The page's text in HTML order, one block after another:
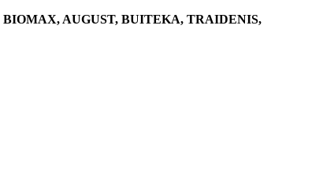
BIOMAX, AUGUST, BUITEKA, TRAIDENIS,